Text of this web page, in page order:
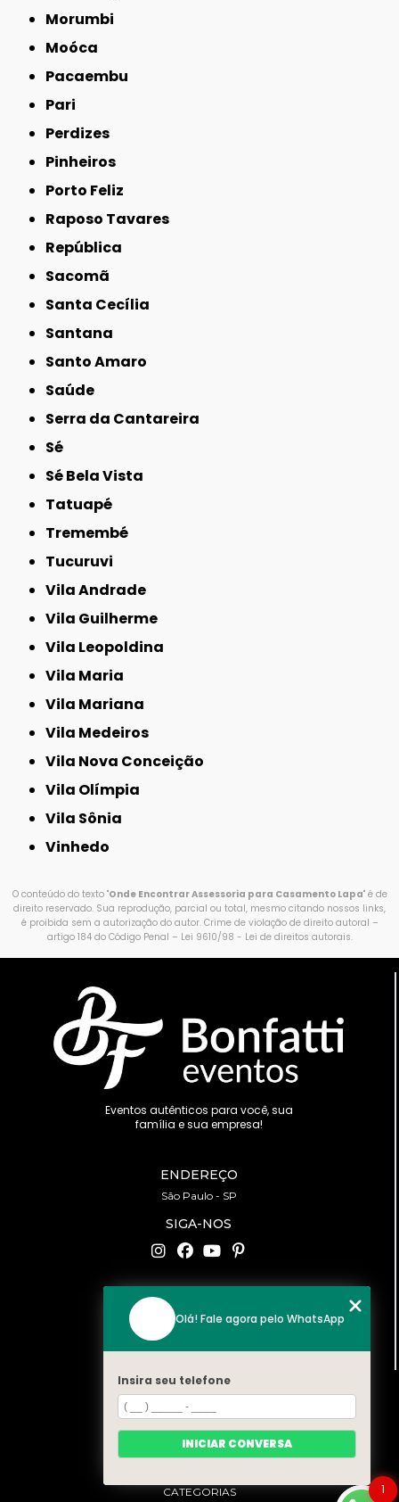
Morumbi
Moóca
Pacaembu
Pari
Perdizes
Pinheiros
Porto Feliz
Raposo Tavares
República
Sacomã
Santa Cecília
Santana
Santo Amaro
Saúde
Serra da Cantareira
Sé
Sé Bela Vista
Tatuapé
Tremembé
Tucuruvi
Vila Andrade
Vila Guilherme
Vila Leopoldina
Vila Maria
Vila Mariana
Vila Medeiros
Vila Nova Conceição
Vila Olímpia
Vila Sônia
Vinhedo
O conteúdo do texto "Onde Encontrar Assessoria para Casamento Lapa" é de
direito reservado. Sua reprodução, parcial ou total, mesmo citando nossos links,
é proibida sem a autorização do autor. Crime de violação de direito autoral –
artigo 184 do Código Penal – Lei 9610/98 - Lei de direitos autorais.
Eventos autênticos para você, sua
família e sua empresa!
ENDEREÇO
São Paulo - SP
SIGA-NOS
CONTATO
(11) 94519-2422
contato@bonfattieventos.com.br
MENU
HOME
A BONFATTI
CATEGORIAS
1
Olá! Fale agora pelo WhatsApp
Insira seu telefone
INICIAR CONVERSA